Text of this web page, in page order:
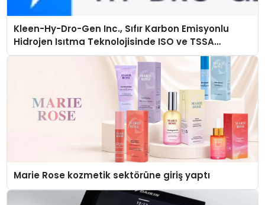
Kleen-Hy-Dro-Gen Inc., Sıfır Karbon Emisyonlu
Hidrojen Isıtma Teknolojisinde ISO ve TSSA
Düzenleyici Onaylarını Aldı
Marie Rose kozmetik sektörüne giriş yaptı